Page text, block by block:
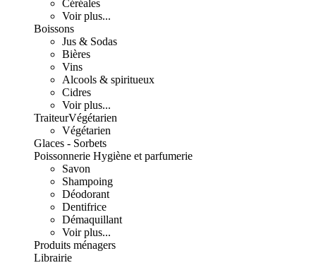
Céréales
Voir plus...
Boissons
Jus & Sodas
Bières
Vins
Alcools & spiritueux
Cidres
Voir plus...
TraiteurVégétarien
Végétarien
Glaces - Sorbets
Poissonnerie Hygiène et parfumerie
Savon
Shampoing
Déodorant
Dentifrice
Démaquillant
Voir plus...
Produits ménagers
Librairie